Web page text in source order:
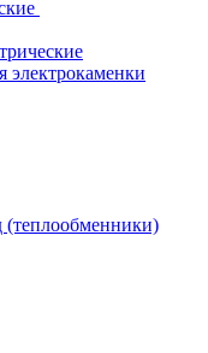
электрокаменки
(теплообменники)